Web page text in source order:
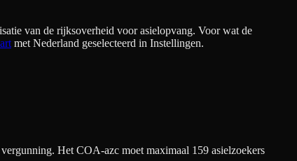
van de rijksoverheid voor asielopvang. Voor wat de
met Nederland geselecteerd in Instellingen.
Het COA-azc moet maximaal 159 asielzoekers